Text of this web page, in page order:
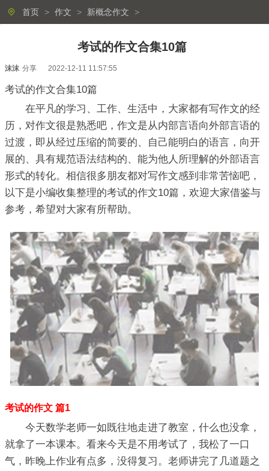
首页 > 作文 > 新概念作文 >
考试的作文合集10篇
沫沫 分享 2022-12-11 11:57:55
考试的作文合集10篇
在平凡的学习、工作、生活中，大家都有写作文的经
历，对作文很是熟悉吧，作文是从内部言语向外部言语的
过渡，即从经过压缩的简要的、自己能明白的语言，向开
展的、具有规范语法结构的、能为他人所理解的外部语言
形式的转化。相信很多朋友都对写作文感到非常苦恼吧，
以下是小编收集整理的考试的作文10篇，欢迎大家借鉴与
参考，希望对大家有所帮助。
考试的作文 篇1
今天数学老师一如既往地走进了教室，什么也没拿，
就拿了一本课本。看来今天是不用考试了，我松了一口
气，昨晚上作业有点多，没得复习。老师讲完了几道题之